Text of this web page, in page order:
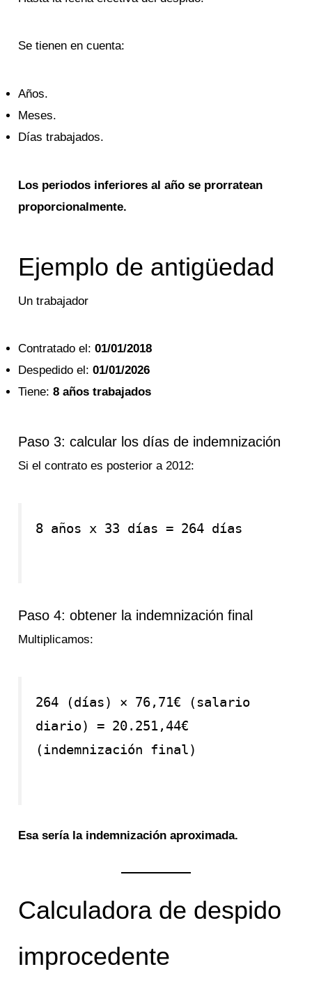
Se tienen en cuenta:
Años.
Meses.
Días trabajados.
Los periodos inferiores al año se prorratean
proporcionalmente.
Ejemplo de antigüedad
Un trabajador
Contratado el:01/01/2018
Despedido el:01/01/2026
Tiene:8 años trabajados
Paso 3: calcular los días de indemnización
Si el contrato es posterior a 2012:
8 años x 33 días = 264 días
Paso 4: obtener la indemnización final
Multiplicamos:
264 (días) × 76,71€
(salario
diario)
= 20.251,44€
(indemnización final)
Esa sería la indemnización aproximada.
Calculadora de despido
improcedente